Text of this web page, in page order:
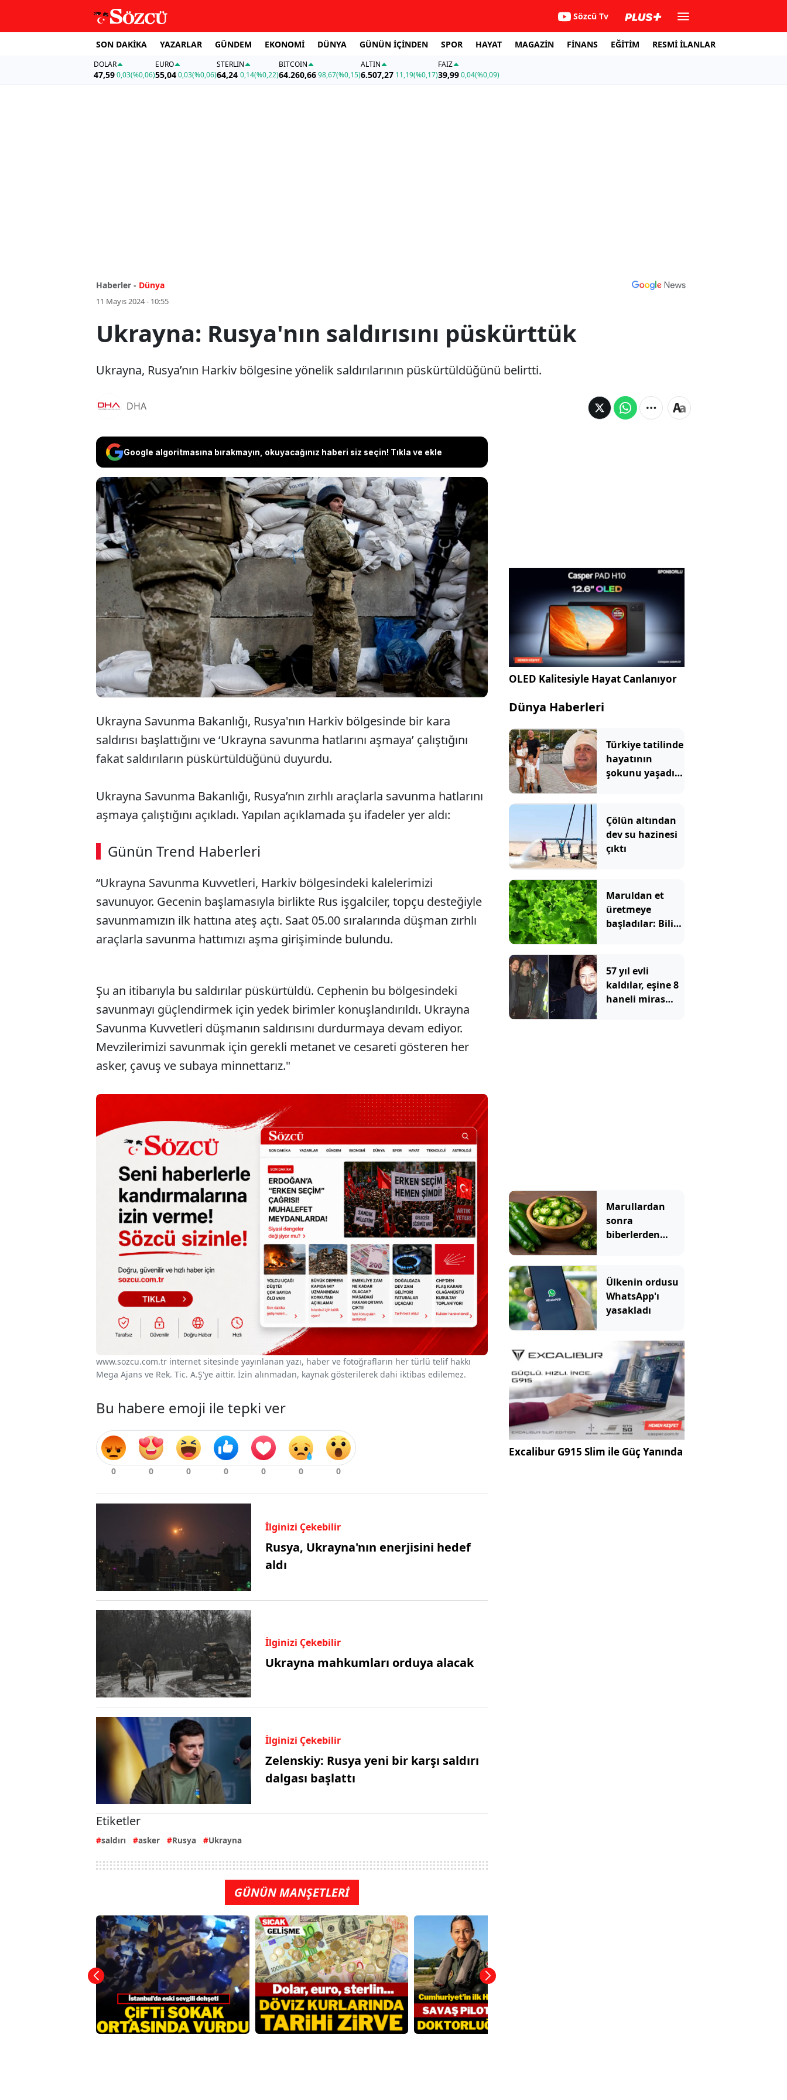
Sözcü Tv
SON DAKİKA YAZARLAR GÜNDEM EKONOMİ DÜNYA GÜNÜN İÇİNDEN SPOR HAYAT MAGAZİN FİNANS EĞİTİM RESMİ İLANLAR
DOLAR
47,590,03(%0,06)
EURO
55,04 0,03(%0,06)
STERLIN
64,24 0,14(%0,22)
BITCOIN
64.260,6698,67(%0,15)
ALTIN
6.507,27 11,19(%0,17)
FAİZ
39,990,04(%0,09)
Haberler - Dünya
11 Mayıs 2024 - 10:55
Ukrayna: Rusya'nın saldırısını püskürttük
Ukrayna, Rusya’nın Harkiv bölgesine yönelik saldırılarının püskürtüldüğünü belirtti.
DHA
Google algoritmasına bırakmayın, okuyacağınız haberi siz seçin! Tıkla ve ekle
Ukrayna, Rusya’nın Harkiv bölgesine
yönelik saldırılarının püskürtüldüğünü
belirtti.
Ukrayna Savunma Bakanlığı, Rusya'nın Harkiv bölgesinde bir kara
saldırısı başlattığını ve ‘Ukrayna savunma hatlarını aşmaya’ çalıştığını
fakat saldırıların püskürtüldüğünü duyurdu.
Ukrayna Savunma Bakanlığı, Rusya’nın zırhlı araçlarla savunma hatlarını
aşmaya çalıştığını açıkladı. Yapılan açıklamada şu ifadeler yer aldı:
Günün Trend Haberleri
SÖZCÜ SON DAKİKA
“Ukrayna Savunma Kuvvetleri, Harkiv bölgesindeki kalelerimizi
savunuyor. Gecenin başlamasıyla birlikte Rus işgalciler, topçu desteğiyle
savunmamızın ilk hattına ateş açtı. Saat 05.00 sıralarında düşman zırhlı
araçlarla savunma hattımızı aşma girişiminde bulundu.
Şu an itibarıyla bu saldırılar püskürtüldü. Cephenin bu bölgesindeki
savunmayı güçlendirmek için yedek birimler konuşlandırıldı. Ukrayna
Savunma Kuvvetleri düşmanın saldırısını durdurmaya devam ediyor.
Mevzilerimizi savunmak için gerekli metanet ve cesareti gösteren her
asker, çavuş ve subaya minnettarız."
www.sozcu.com.tr internet sitesinde yayınlanan yazı, haber ve fotoğrafların her türlü telif hakkı
Mega Ajans ve Rek. Tic. A.Ş'ye aittir. İzin alınmadan, kaynak gösterilerek dahi iktibas edilemez.
Bu habere emoji ile tepki ver
İlginizi Çekebilir
Rusya, Ukrayna'nın enerjisini hedef
aldı
İlginizi Çekebilir
Ukrayna mahkumları orduya alacak
İlginizi Çekebilir
Zelenskiy: Rusya yeni bir karşı saldırı
dalgası başlattı
Etiketler
saldırı asker Rusya Ukrayna
GÜNÜN MANŞETLERİ
OLED Kalitesiyle Hayat Canlanıyor
Dünya Haberleri
Türkiye tatilinde
hayatının
şokunu yaşadı...
ömrünüz kaldı'
Çölün altından
dev su hazinesi
çıktı
Maruldan et
üretmeye
başladılar: Bilim
57 yıl evli
kaldılar, eşine 8
haneli miras
Marullardan
sonra
biberlerden
toplatılıyor
Ülkenin ordusu
WhatsApp'ı
yasakladı
Excalibur G915 Slim ile Güç Yanında